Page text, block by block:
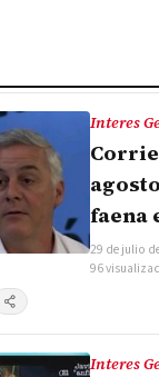
Interes
faena
29 de julio
96
Compartir
Interes